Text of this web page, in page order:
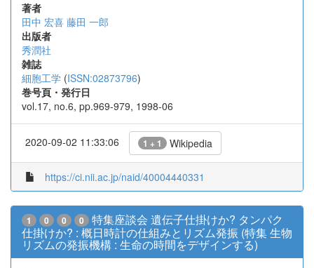
著者
田中 宏喜 藤田 一郎
出版者
秀潤社
雑誌
細胞工学 (ISSN:02873796)
巻号頁・発行日
vol.17, no.6, pp.969-979, 1998-06
2020-09-02 11:33:06 1 + 1 Wikipedia
https://ci.nii.ac.jp/naid/40004440331
1 0 0 0
特集座談会 遺伝子仕掛けか? タンパク
仕掛けか? : 概日時計の仕組みとリズム発振 (特集 生物
リズムの発振機構 : 生命の時間をデザインする)